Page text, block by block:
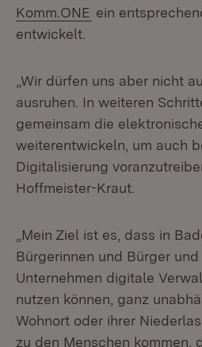
Komm.ONE (Öffnet in
ein
entwickelt.
„Wir dürfen uns aber nicht
ausruhen. In weiteren
gemeinsam die
weiterentwickeln, um auch
Digitalisierung
Hoffmeister-Kraut.
„Mein Ziel ist es, dass in
Bürgerinnen und Bürger
Unternehmen digitale
nutzen können, ganz
Wohnort oder ihrer
zu den Menschen kommen,